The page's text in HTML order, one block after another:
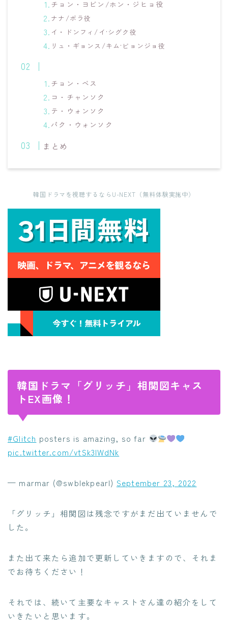
チョン・ヨビン/ホン・ジヒョ役
ナナ/ボラ役
イ・ドンフィ/イ·シグク役
リュ・ギョンス/キム·ビョンジョ役
チョン・ベス
コ・チャンソク
テ・ウォンソク
パク・ウォンソク
まとめ
韓国ドラマを視聴するならU-NEXT（無料体験実施中）
韓国ドラマ「グリッチ」相関図キャス
トEX画像！
#Glitch posters is amazing, so far
pic.twitter.com/vtSk3IWdNk
— marmar (@swblekpearl) September 23, 2022
「グリッチ」相関図は残念ですがまだ出ていませんで
した。
また出て来たら追加で更新していきますので、それま
でお待ちください！
それでは、続いて主要なキャストさん達の紹介をして
いきたいと思います。